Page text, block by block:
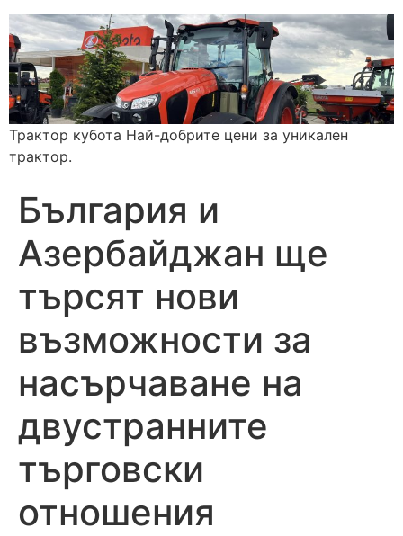
Трактор кубота Най-добрите цени за уникален
трактор.
България и
Азербайджан ще
търсят нови
възможности за
насърчаване на
двустранните
търговски
отношения